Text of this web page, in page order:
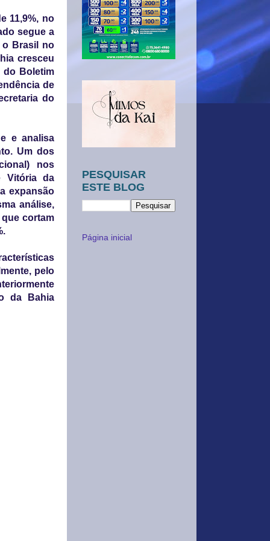
11,9%, no
segue a
o Brasil no
cresceu
do Boletim
de
do
e analisa
Um dos
nos
Vitória da
expansão
análise,
cortam
pelo
da Bahia
PESQUISAR
ESTE BLOG
Página inicial